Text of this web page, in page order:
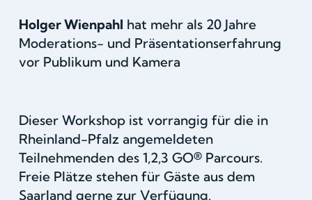
Holger Wienpahl hat mehr als 20 Jahre
Moderations- und Präsentationserfahrung
vor Publikum und Kamera
Dieser Workshop ist vorrangig für die in
Rheinland-Pfalz angemeldeten
Teilnehmenden des 1,2,3 GO® Parcours.
Freie Plätze stehen für Gäste aus dem
Saarland gerne zur Verfügung.